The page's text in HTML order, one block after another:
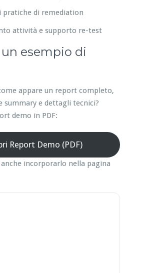
pratiche di remediation
attività e supporto re-test
un esempio di
appare un report completo,
summary e dettagli tecnici?
demo in PDF:
Report Demo (PDF)
anche incorporarlo nella pagina